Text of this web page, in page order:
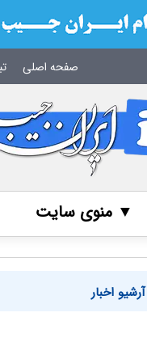
صفحه اصلی
▼ منوی سایت
آرشیو اخبار